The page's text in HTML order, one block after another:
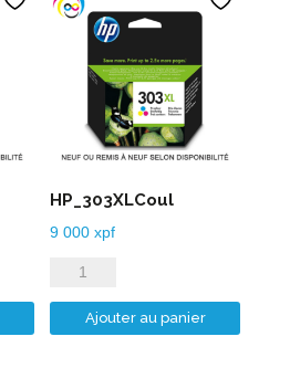
HP_303XLCoul
9 000xpf
quantité
de
HP_303XLCoul
Ajouter au panier